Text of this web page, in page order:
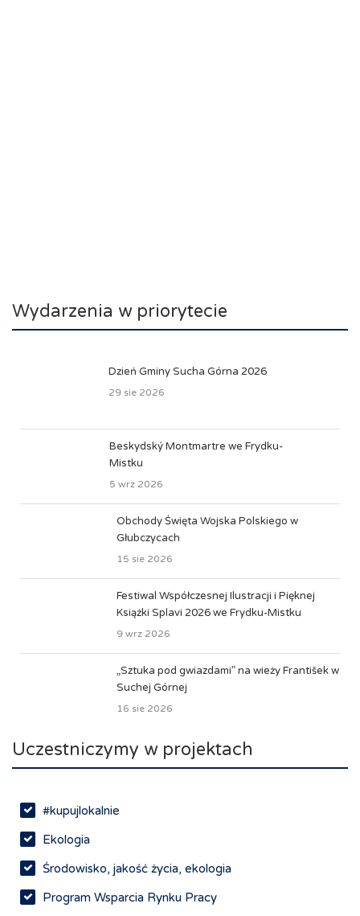
Wydarzenia w priorytecie
Dzień Gminy Sucha Górna 2026
29 sie 2026
Beskydský Montmartre we Frydku-
Mistku
5 wrz 2026
Obchody Święta Wojska Polskiego w
Głubczycach
15 sie 2026
Festiwal Współczesnej Ilustracji i Pięknej
Książki Splavi 2026 we Frydku-Mistku
9 wrz 2026
„Sztuka pod gwiazdami” na wieży František w
Suchej Górnej
16 sie 2026
Uczestniczymy w projektach
#kupujlokalnie
Ekologia
Środowisko, jakość życia, ekologia
Program Wsparcia Rynku Pracy